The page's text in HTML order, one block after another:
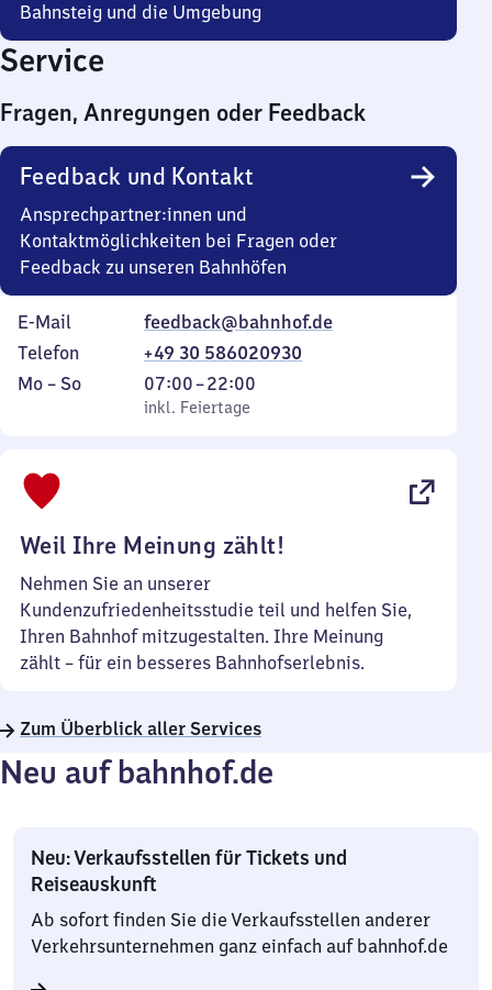
Bahnsteig und die Umgebung
Service
Fragen, Anregungen oder Feedback
Feedback und Kontakt
Ansprechpartner:innen und
Kontaktmöglichkeiten bei Fragen oder
Feedback zu unseren Bahnhöfen
E-Mail
feedback@bahnhof.de
Telefon
+49 30 586020930
Montag
Mo – So,
inkl. Feiertage
07:00–22:00
Von
7
inkl. Feiertage
Weil Ihre Meinung zählt!
Nehmen Sie an unserer
Kundenzufriedenheitsstudie teil und helfen Sie,
Ihren Bahnhof mitzugestalten. Ihre Meinung
zählt – für ein besseres Bahnhofserlebnis.
Zum Überblick aller Services
Neu auf bahnhof.de
Neu: Verkaufsstellen für Tickets und
Reiseauskunft
Ab sofort finden Sie die Verkaufsstellen anderer
Verkehrsunternehmen ganz einfach auf bahnhof.de